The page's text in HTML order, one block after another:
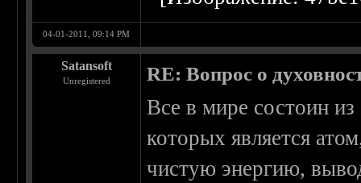
04-01-2011, 09:14 PM
Satansoft
Unregistered RE: Вопрос о
Все в мире состоин
которых является
чистую энергию,